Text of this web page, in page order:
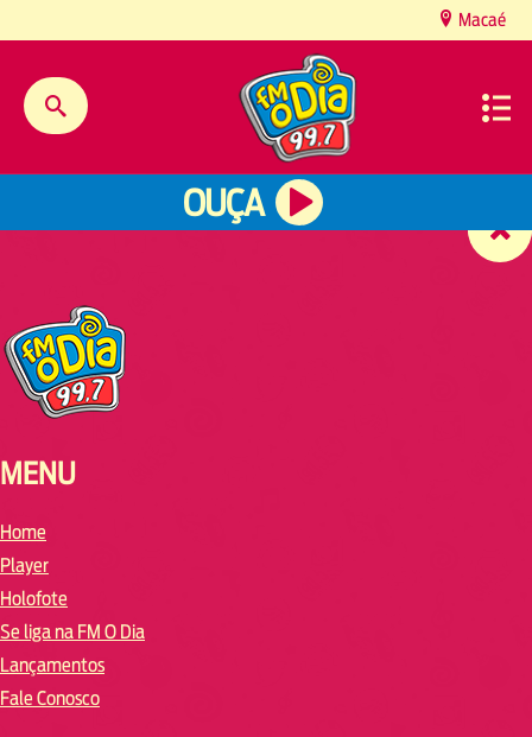
Macaé
OUÇA
MENU
Home
Player
Holofote
Se liga na FM O Dia
Lançamentos
Fale Conosco